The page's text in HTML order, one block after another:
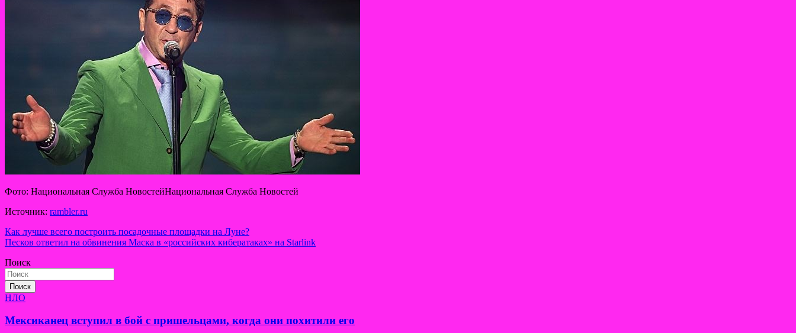
Фото: Национальная Служба НовостейНациональная Служба Новостей
Источник: rambler.ru
Навигация
по
записям
Как лучше всего построить посадочные площадки на Луне?
Песков ответил на обвинения Маска в «российских кибератаках» на Starlink
Поиск
Поиск
НЛО
Мексиканец вступил в бой с пришельцами, когда они похитили его